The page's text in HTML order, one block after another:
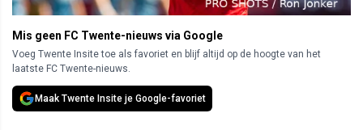
Mis geen FC Twente-nieuws via Google
Voeg Twente Insite toe als favoriet en blijf altijd op de hoogte van het
laatste FC Twente-nieuws.
Maak Twente Insite je Google-favoriet